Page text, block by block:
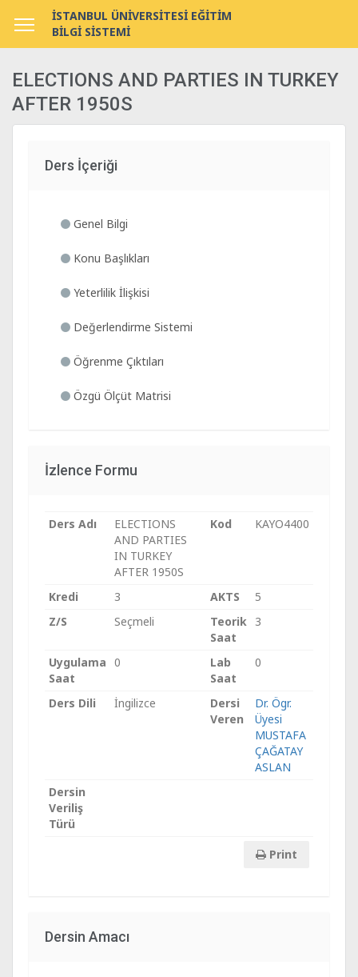
İSTANBUL ÜNİVERSİTESİ EĞİTİM
BİLGİ SİSTEMİ
ELECTIONS AND PARTIES IN TURKEY
AFTER 1950S
Ders İçeriği
Genel Bilgi
Konu Başlıkları
Yeterlilik İlişkisi
Değerlendirme Sistemi
Öğrenme Çıktıları
Özgü Ölçüt Matrisi
İzlence Formu
Ders Adı
ELECTIONS
AND PARTIES
IN TURKEY
AFTER 1950S
Kod KAYO4400
Kredi 3 AKTS
5
Z/S
Seçmeli
Teorik
Saat
3
Uygulama
Saat
0
Lab
Saat
0
Ders Dili İngilizce
Dersi
Veren
Dr. Ögr.
Üyesi
MUSTAFA
ÇAĞATAY
ASLAN
Dersin
Veriliş
Türü
Print
Dersin Amacı